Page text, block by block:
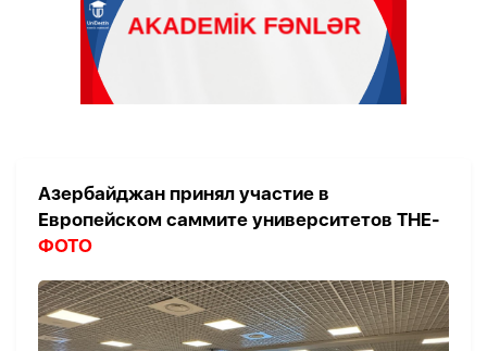
Азербайджан принял участие в
Европейском саммите университетов THE-
ФОТО